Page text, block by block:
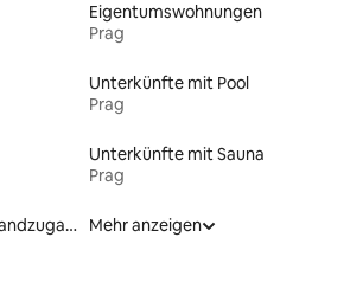
Eigentumswohnungen
Prag
Unterkünfte mit Pool
Prag
Unterkünfte mit Sauna
Prag
Unterkünfte mit Strandzugang
Mehr anzeigen